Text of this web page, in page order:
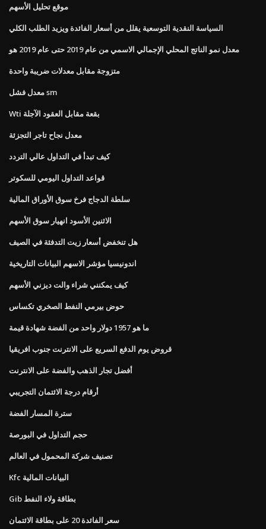
موقع تحليل الأسهم
السياسة النقدية التوسعية يقلل من أسعار الفائدة ويزيد الطلب الكلي
معدل نمو الناتج المحلي الإجمالي الاسمي من عام 2019 حتى عام 2019 هو
متزوجة مقابل معدلات ضريبة واحدة
معدل فشل sm
Wti بقعة مقابل العقود الآجلة
معدل نجاح تاجر التجزئة
كيف تبدأ في التداول عالي التردد
قواعد التداول اليومي للسكوتر
سلطة الدجاج فرخ سوق الأوراق المالية
الاثنين الأسود انهيار سوق الأسهم
هل تنخفض أسعار زيت التدفئة في الصيف
اندونيسيا مؤشر الاسهم البيانات التاريخية
كيف يمكنني شراء والت ديزني الأسهم
حوض بيرمي النفط الصخري تكساس
ما هو 1957 دولار واحد من الفضة شهادة قيمة
قروض يوم الدفع السريع على الانترنت جنوب افريقيا
أفضل تجار الذهب والفضة على الانترنت
أرقام درجة الائتمان التجريبي
سترة المسار الفضة
حجم التداول في البورصة
تصنيف شركة المحمول في العالم
Kfc البيانات المالية
Gib بطاقة ولاء النفط
سعر الفائدة 20 على بطاقة الائتمان